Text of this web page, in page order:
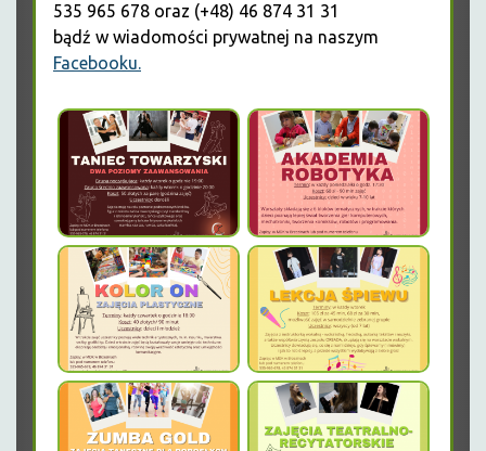
535 965 678 oraz (+48) 46 874 31 31
bądź w wiadomości prywatnej na naszym
Facebooku.